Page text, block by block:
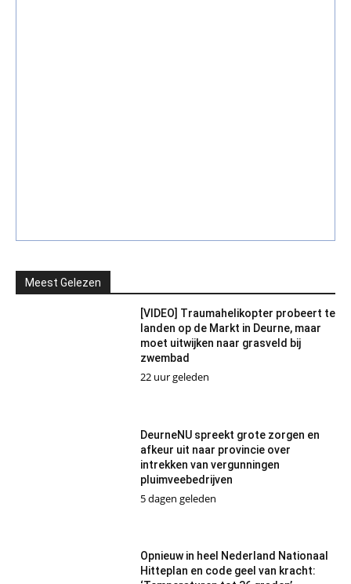
Meest Gelezen
[VIDEO] Traumahelikopter probeert te
landen op de Markt in Deurne, maar
moet uitwijken naar grasveld bij
zwembad
22 uur geleden
DeurneNU spreekt grote zorgen en
afkeur uit naar provincie over
intrekken van vergunningen
pluimveebedrijven
5 dagen geleden
Opnieuw in heel Nederland Nationaal
Hitteplan en code geel van kracht: